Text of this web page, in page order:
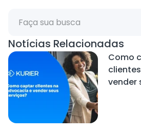
Notícias Relacionadas
Como
vender